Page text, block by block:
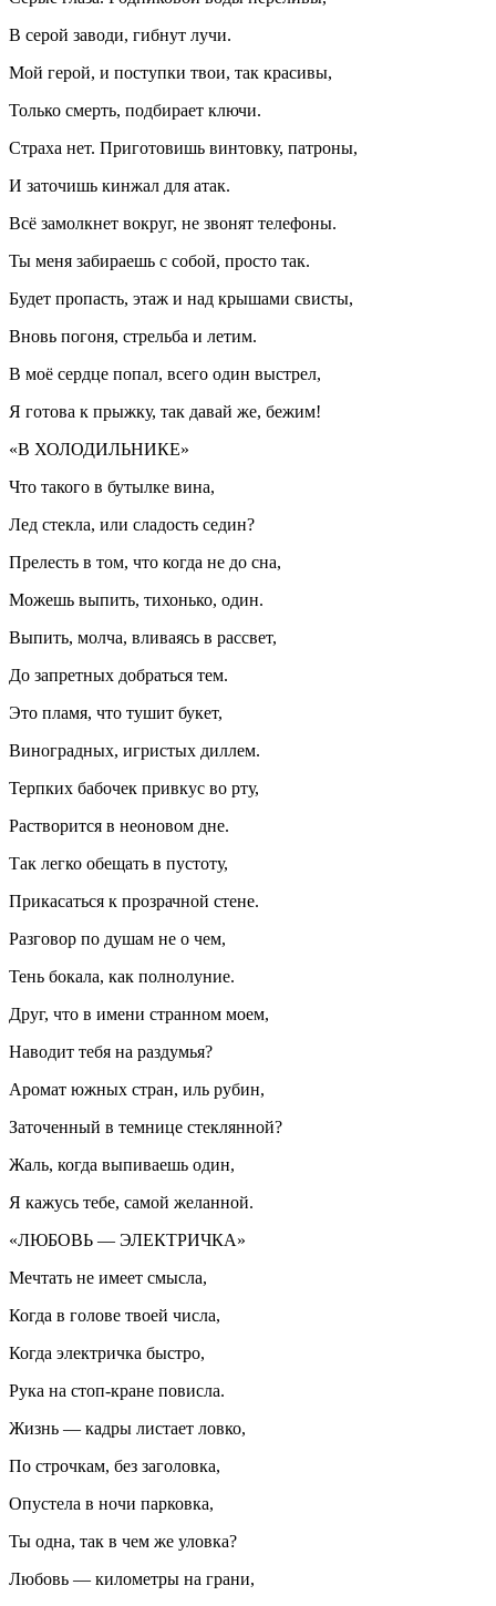
В серой заводи, гибнут лучи.
Мой герой, и поступки твои, так красивы,
Только смерть, подбирает ключи.
Страха нет. Приготовишь винтовку, патроны,
И заточишь кинжал для атак.
Всё замолкнет вокруг, не звонят телефоны.
Ты меня забираешь с собой, просто так.
Будет пропасть, этаж и над крышами свисты,
Вновь погоня, стрельба и летим.
В моё сердце попал, всего один выстрел,
Я готова к прыжку, так давай же, бежим!
«В ХОЛОДИЛЬНИКЕ»
Что такого в бутылке вина,
Лед стекла, или сладость седин?
Прелесть в том, что когда не до сна,
Можешь выпить, тихонько, один.
Выпить, молча, вливаясь в рассвет,
До запретных добраться тем.
Это пламя, что тушит букет,
Виноградных, игристых диллем.
Терпких бабочек привкус во рту,
Растворится в неоновом дне.
Так легко обещать в пустоту,
Прикасаться к прозрачной стене.
Разговор по душам не о чем,
Тень бокала, как полнолуние.
Друг, что в имени странном моем,
Наводит тебя на раздумья?
Аромат южных стран, иль рубин,
Заточенный в темнице стеклянной?
Жаль, когда выпиваешь один,
Я кажусь тебе, самой желанной.
«ЛЮБОВЬ — ЭЛЕКТРИЧКА»
Мечтать не имеет смысла,
Когда в голове твоей числа,
Когда электричка быстро,
Рука на стоп-кране повисла.
Жизнь — кадры листает ловко,
По строчкам, без заголовка,
Опустела в ночи парковка,
Ты одна, так в чем же уловка?
Любовь — километры на грани,